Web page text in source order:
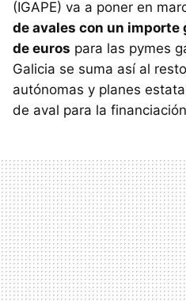
(IGAPE) va a poner en
de avales con un importe
de euros para las pymes
Galicia se suma así al
autónomas y planes
de aval para la